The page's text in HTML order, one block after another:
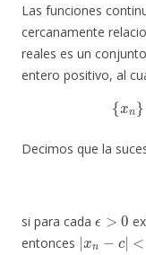
Las funciones
cercanamente
reales es un
entero positivo, al
{ xn
Decimos que la
si para cada
entonces
|x n − | <ϵ